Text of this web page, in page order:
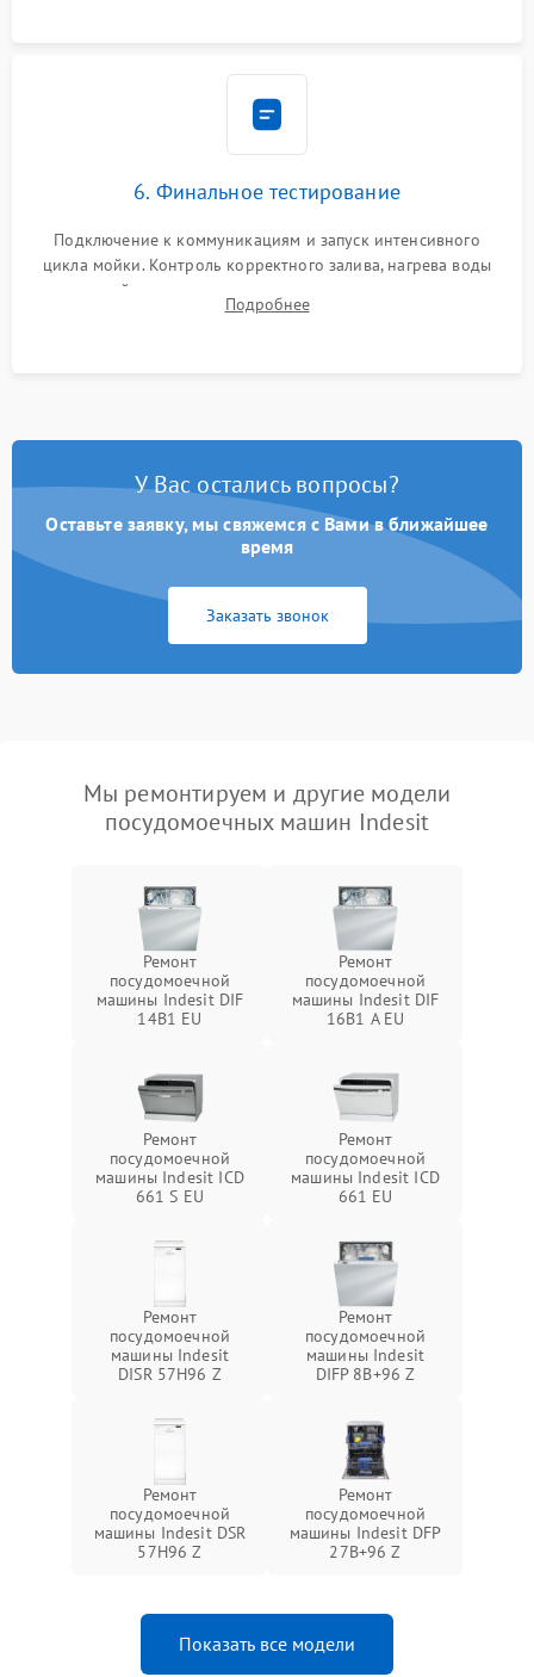
6. Финальное тестирование
Подключение к коммуникациям и запуск интенсивного
цикла мойки. Контроль корректного залива, нагрева воды
до нужной температуры, отсутствия посторонних шумов,
штатного слива и абсолютной сухости в поддоне.
Подробнее
У Вас остались вопросы?
Оставьте заявку, мы свяжемся с Вами в ближайшее
время
Заказать звонок
Мы ремонтируем и другие модели
посудомоечных машин Indesit
Ремонт
посудомоечной
машины Indesit DIF
14B1 EU
Ремонт
посудомоечной
машины Indesit DIF
16B1 A EU
Ремонт
посудомоечной
машины Indesit ICD
661 S EU
Ремонт
посудомоечной
машины Indesit ICD
661 EU
Ремонт
посудомоечной
машины Indesit
DISR 57H96 Z
Ремонт
посудомоечной
машины Indesit
DIFP 8B+96 Z
Ремонт
посудомоечной
машины Indesit DSR
57H96 Z
Ремонт
посудомоечной
машины Indesit DFP
27B+96 Z
Показать все модели